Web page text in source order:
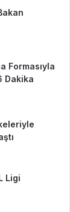
Formasıyla
Dakika
Ligi